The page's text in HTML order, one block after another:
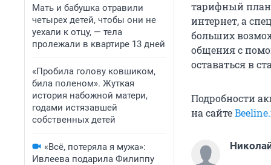
Мать и бабушка отравили
четырех детей, чтобы они не
уехали к отцу, — тела
пролежали в квартире 13 дней
«Пробила голову ковшиком,
била поленом». Жуткая
история набожной матери,
годами истязавшей
собственных детей
«Всё, потеряла я мужа»:
Ивлеева подарила Филиппу
тарифный план
интернет, а
больших
общения с
оставаться в
Подробности
на сайте